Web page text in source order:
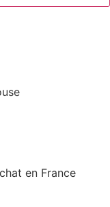
en France